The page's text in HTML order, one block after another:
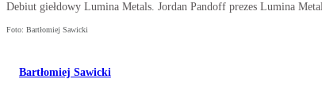
Debiut giełdowy Lumina Metals. Jordan Pandoff prezes Lumina
Foto: Bartłomiej Sawicki
Bartłomiej Sawicki